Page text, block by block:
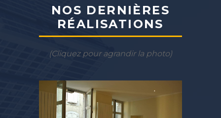
NOS DERNIÈRES
RÉALISATIONS
(Cliquez pour agrandir la photo)